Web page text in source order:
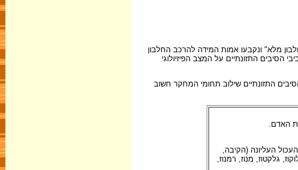
מלא" ונקבעו אמות המידה להרכב החלבון
התזונתיים על המצב הפיזיולוגי
התזונתיים שילוב תחומי המחקר חשוב
האדם.
העליונה (הקיבה,
גלקטוז, מנוז, רמנוז,